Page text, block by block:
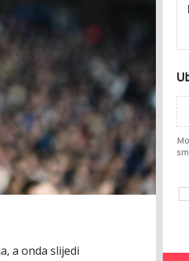
a onda slijedi